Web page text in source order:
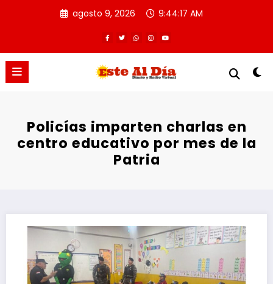
agosto 9, 2026 9:44:18 AM
Policías imparten charlas en
centro educativo por mes de la
Patria